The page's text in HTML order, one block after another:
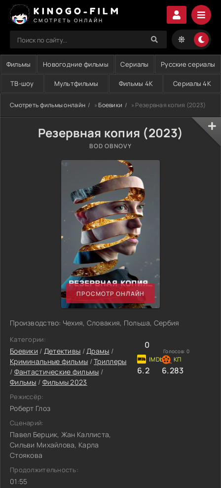
KINOGO-FILM
СМОТРЕТЬ ОНЛАЙН
Фильмы Новогодние фильмы Сериалы Русские сериалы
ТВ-шоу Мультфильмы Фильмы 4K Сериалы 4K
Смотреть фильмы онлайн »Боевики » Резервная копия (2023)
Резервная копия (2023)
BOD OBNOVY
ПРОСМОТР ОНЛАЙН
Производство: Чехия, Словакия, Польша, Сербия
Категории:
Боевики / Детективы /Драмы /
Криминальные фильмы /Триллеры
/ Фантастические фильмы /
Фильмы / Фильмы 2023
Режиссёр:
Роберт Глоз
Сценарий:
Павел Берцик, Жан Каллиста,
Сильви Михайлова, Карла
Стоякова
Продолжительность:
01:55
0
Голосов: 0
6.2 6.283